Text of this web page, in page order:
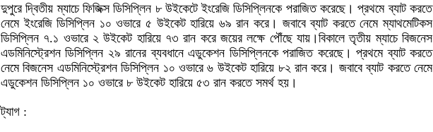
দুপুরে দ্বিতীয় ম্যাচে ফিজিক্স ডিসিপ্লিন ৮ উইকেটে ইংরেজি ডিসিপ্লিনকে পরাজিত করেছে। প্রথমে ব্যাট করতে
নেমে ইংরেজি ডিসিপ্লিন ১০ ওভারে ৫ উইকেট হারিয়ে ৬৯ রান করে। জবাবে ব্যাট করতে নেমে ম্যাথমেটিকস
ডিসিপ্লিন ৭.১ ওভারে ২ উইকেট হারিয়ে ৭৩ রান করে জয়ের লক্ষে পৌঁছে যায়।বিকালে তৃতীয় ম্যাচে বিজনেস
এডমিনিস্ট্রেশন ডিসিপ্লিন ২৯ রানের ব্যবধানে এডুকেশন ডিসিপ্লিনকে পরাজিত করেছে। প্রথমে ব্যাট করতে
নেমে বিজনেস এডমিনিস্ট্রেশন ডিসিপ্লিন ১০ ওভারে ৬ উইকেট হারিয়ে ৮২ রান করে। জবাবে ব্যাট করতে নেমে
এডুকেশন ডিসিপ্লিন ১০ ওভারে ৮ উইকেট হারিয়ে ৫৩ রান করতে সমর্থ হয়।
ট্যাগ :